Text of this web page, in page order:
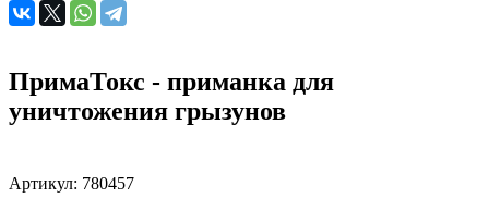
ПримаТокс - приманка для
уничтожения грызунов
Артикул: 780457